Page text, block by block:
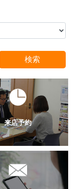
検索